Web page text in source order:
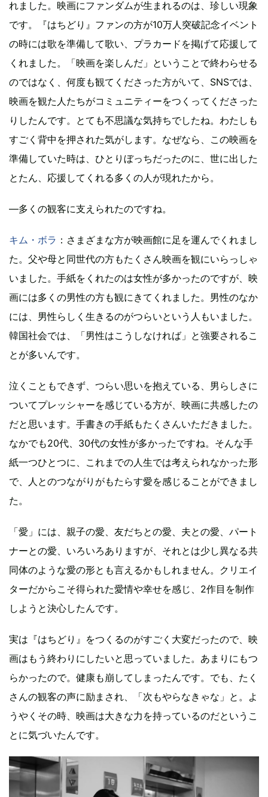
れました。映画にファンダムが生まれるのは、珍しい現象
です。『はちどり』ファンの方が10万人突破記念イベント
の時には歌を準備して歌い、プラカードを掲げて応援して
くれました。「映画を楽しんだ」ということで終わらせる
のではなく、何度も観てくださった方がいて、SNSでは、
映画を観た人たちがコミュニティーをつくってくださった
りしたんです。とても不思議な気持ちでしたね。わたしも
すごく背中を押された気がします。なぜなら、この映画を
準備していた時は、ひとりぼっちだったのに、世に出した
とたん、応援してくれる多くの人が現れたから。
―多くの観客に支えられたのですね。
キム・ボラ ：さまざまな方が映画館に足を運んでくれまし
た。父や母と同世代の方もたくさん映画を観にいらっしゃ
いました。手紙をくれたのは女性が多かったのですが、映
画には多くの男性の方も観にきてくれました。男性のなか
には、男性らしく生きるのがつらいという人もいました。
韓国社会では、「男性はこうしなければ」と強要されるこ
とが多いんです。
泣くこともできず、つらい思いを抱えている、男らしさに
ついてプレッシャーを感じている方が、映画に共感したの
だと思います。手書きの手紙もたくさんいただきました。
なかでも20代、30代の女性が多かったですね。そんな手
紙一つひとつに、これまでの人生では考えられなかった形
で、人とのつながりがもたらす愛を感じることができまし
た。
「愛」には、親子の愛、友だちとの愛、夫との愛、パート
ナーとの愛、いろいろありますが、それとは少し異なる共
同体のような愛の形とも言えるかもしれません。クリエイ
ターだからこそ得られた愛情や幸せを感じ、2作目を制作
しようと決心したんです。
実は『はちどり』をつくるのがすごく大変だったので、映
画はもう終わりにしたいと思っていました。あまりにもつ
らかったので。健康も崩してしまったんです。でも、たく
さんの観客の声に励まされ、「次もやらなきゃな」と。よ
うやくその時、映画は大きな力を持っているのだというこ
とに気づいたんです。